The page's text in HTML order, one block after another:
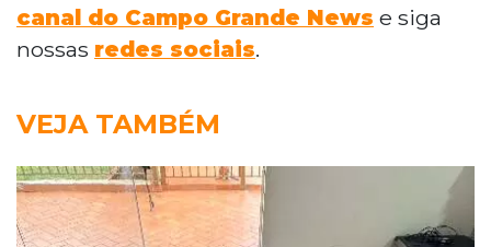
canal do Campo Grande News e siga
nossas redes sociais.
VEJA TAMBÉM